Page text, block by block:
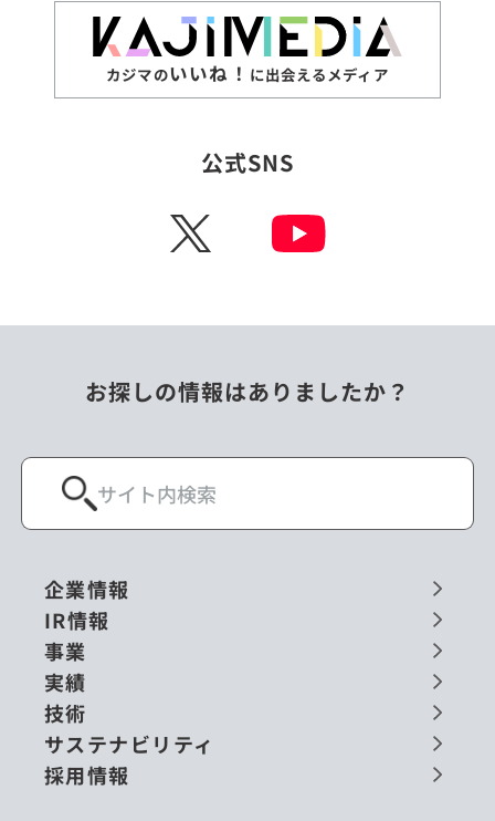
カジマのいいね！ に出会えるメディア
公式SNS
X
お探しの情報はありましたか？
企業情報
IR情報
事業
実績
技術
サステナビリティ
採用情報